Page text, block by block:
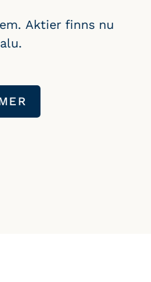
Aktier finns nu